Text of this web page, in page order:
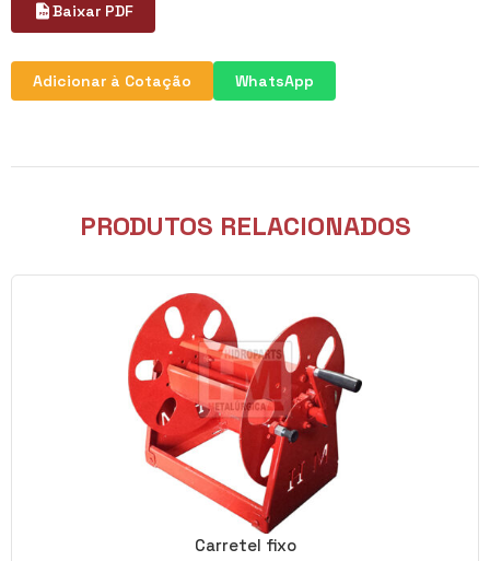
Baixar PDF
Adicionar à Cotação WhatsApp
PRODUTOS RELACIONADOS
Carretel fixo